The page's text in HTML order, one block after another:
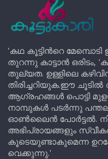
'കഥ കൂട്ടിന്‍റെ
തുറന്നു കാട്ടാൻ ഒരിടം,
തുല്യത. ഉള്ളിലെ
തിരിച്ചറിയുക.ഈ
ആഗ്രഹങ്ങൾ പൊട്ടി
നാമ്പുകൾ പടർന്നു
ഓൺലൈൻ പോർട്ടൽ.
അഭിപ്രായങ്ങളും
കൂടെയുണ്ടാകുമെന്ന
വെക്കുന്നു.'